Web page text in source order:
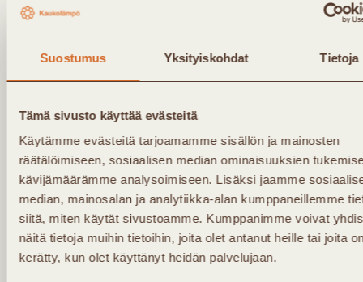
Suostumus Yksityiskohdat Tietoja
Tämä sivusto käyttää evästeitä
Käytämme evästeitä tarjoamamme sisällön ja mainosten
räätälöimiseen, sosiaalisen median ominaisuuksien
kävijämäärämme analysoimiseen. Lisäksi jaamme
median, mainosalan ja analytiikka-alan kumppaneillemme
siitä, miten käytät sivustoamme. Kumppanimme voivat
näitä tietoja muihin tietoihin, joita olet antanut heille tai joita
kerätty, kun olet käyttänyt heidän palvelujaan.
edellyttää uudenlaisia ratkaisuja ja
tarjoamaan teknologisia ratkaisuja, jotka
vastaavat tähän tarpeeseen ja tuottavat hyötyä
asiakkaillemme”, sanoo Caverion Suomen
divisioonajohtaja Ville Tamminen
Paikallisesti tuotetulla puhtaalla energialla iso
merkitys myös huoltovarmuuteen